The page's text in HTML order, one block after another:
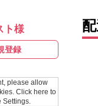
ーカラーズ
アライヴ
ト様
登録
please allow
Click here to